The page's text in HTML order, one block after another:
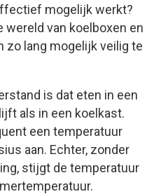
mogelijk werkt?
wereld van koelboxen en
zo lang mogelijk veilig te
is dat eten in een
als in een koelkast.
een temperatuur
aan. Echter, zonder
stijgt de temperatuur